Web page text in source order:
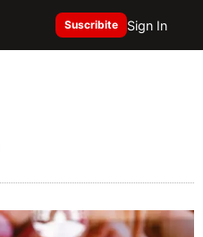
Suscribite Sign In